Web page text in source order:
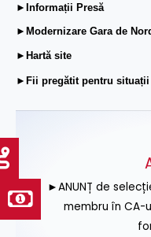
►Informații Presă
►Modernizare Gara de
►Hartă site
►Fii pregătit pentru situații
►ANUNȚ de
membru în CA-